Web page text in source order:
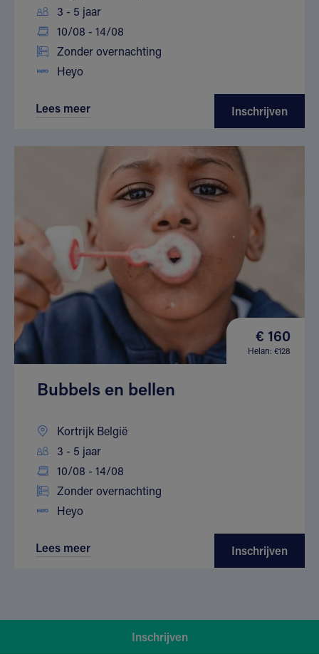
3 - 5 jaar
10/08 - 14/08
Zonder overnachting
Heyo
Lees meer Inschrijven
€ 160
Helan: €128
Bubbels en bellen
Kortrijk België
3 - 5 jaar
10/08 - 14/08
Zonder overnachting
Heyo
Lees meer Inschrijven
Inschrijven